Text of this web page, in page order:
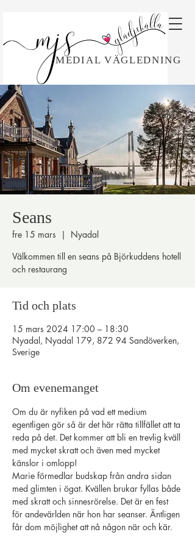
MEDIAL VÄGLEDNING
Seans
fre 15 mars
  |
Nyadal
Välkommen till en seans på Björkuddens hotell
Tid och plats
15 mars 2024 17:00 – 18:30
Nyadal, Nyadal 179, 872 94 Sandöverken,
Sverige
Om evenemanget
Om du är nyfiken på vad ett medium
egentligen gör så är det här rätta tillfället att ta
reda på det. Det kommer att bli en trevlig kväll
med mycket skratt och även med mycket
känslor i omlopp!
Marie förmedlar budskap från andra sidan
med glimten i ögat. Kvällen brukar fyllas både
med skratt och sinnesrörelse. Det är en fest
för andevärlden när hon har seanser. Äntligen
får dom möjlighet att nå någon när och kär.